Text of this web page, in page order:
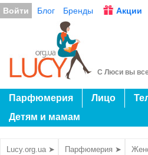
Войти Блог Бренды Акции
С Люси вы
Парфюмерия Лицо
Детям и мамам
Lucy.org.ua ➤ Парфюмерия ➤